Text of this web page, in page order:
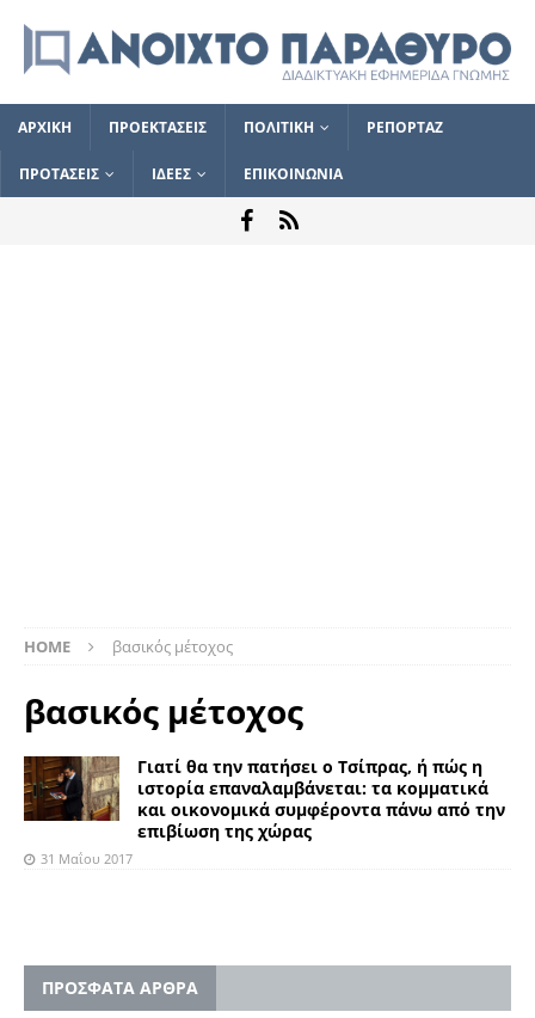
ΑΡΧΙΚΗ ΠΡΟΕΚΤΑΣΕΙΣ ΠΟΛΙΤΙΚΗ ΡΕΠΟΡΤΑΖ
ΠΡΟΤΑΣΕΙΣ ΙΔΕΕΣ ΕΠΙΚΟΙΝΩΝΙΑ
HOME βασικός μέτοχος
βασικός μέτοχος
Γιατί θα την πατήσει ο Τσίπρας, ή πώς η
ιστορία επαναλαμβάνεται: τα κομματικά
και οικονομικά συμφέροντα πάνω από την
επιβίωση της χώρας
31 Μαΐου 2017
ΠΡΟΣΦΑΤΑ ΑΡΘΡΑ